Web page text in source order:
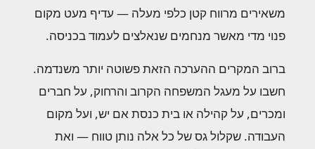
משאירים מרווח קטן כלפי מעלה — עדיף מעט מקום
פנוי מדי מאשר מנחמים שנאלצים לעמוד בכניסה.
ברוב המקרים ההערכה הזאת פשוטה יותר משנדמה.
חשבו על מעגל המשפחה הקרוב והרחוק, על חברים
ומכרים, על קהילה או בית כנסת אם יש, ועל מקום
העבודה. שקלול גס של כל אלה נותן טווח — ואת